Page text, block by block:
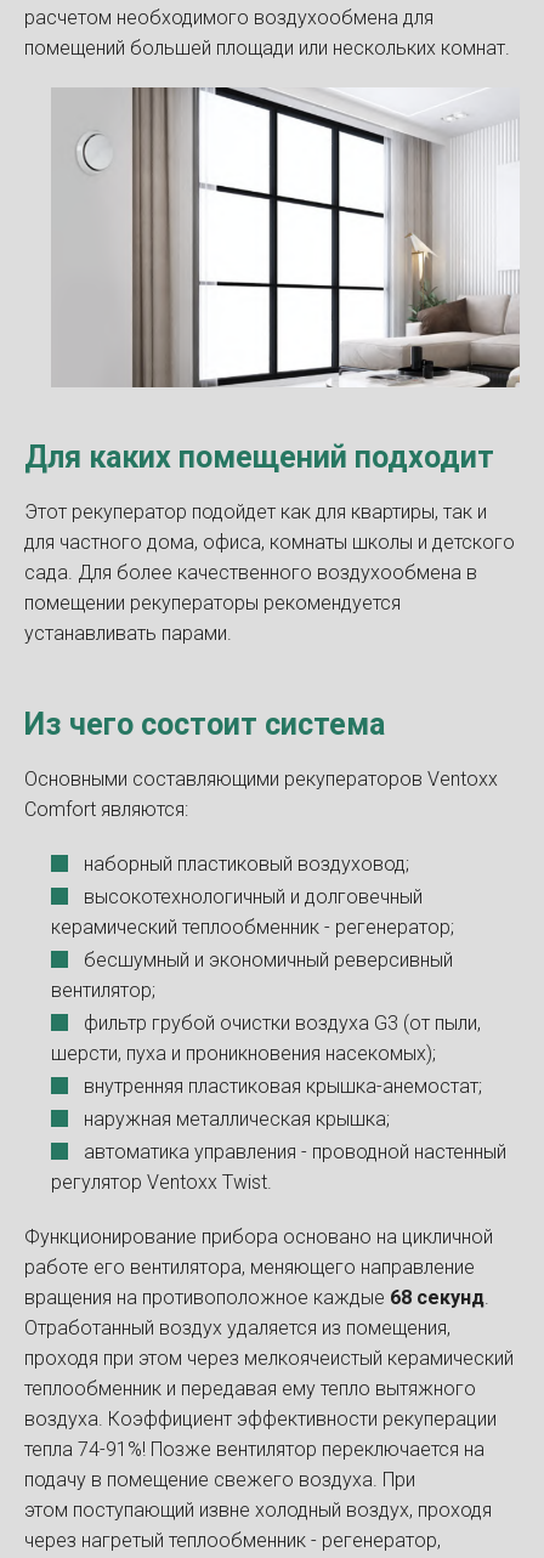
расчетом необходимого воздухообмена для
помещений большей площади или нескольких комнат.
Для каких помещений подходит
Этот рекуператор подойдет как для квартиры, так и
для частного дома, офиса, комнаты школы и детского
сада. Для более качественного воздухообмена в
помещении рекуператоры рекомендуется
устанавливать парами.
Из чего состоит система
Основными составляющими рекуператоров Ventoxx
Comfort являются:
наборный пластиковый воздуховод;
высокотехнологичный и долговечный
керамический теплообменник - регенератор;
бесшумный и экономичный реверсивный
вентилятор;
фильтр грубой очистки воздуха G3 (от пыли,
шерсти, пуха и проникновения насекомых);
внутренняя пластиковая крышка-анемостат;
наружная металлическая крышка;
автоматика управления - проводной настенный
регулятор Ventoxx Twist.
Функционирование прибора основано на цикличной
работе его вентилятора, меняющего направление
вращения на противоположное каждые 68 секунд.
Отработанный воздух удаляется из помещения,
проходя при этом через мелкоячеистый керамический
теплообменник и передавая ему тепло вытяжного
воздуха. Коэффициент эффективности рекуперации
тепла 74-91%! Позже вентилятор переключается на
подачу в помещение свежего воздуха. При
этом поступающий извне холодный воздух, проходя
через нагретый теплообменник - регенератор,